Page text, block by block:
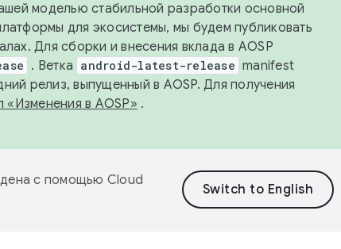
моделью стабильной разработки основной
для экосистемы, мы будем публиковать
Для сборки и внесения вклада в AOSP
. Ветка android-latest-release manifest
релиз, выпущенный в AOSP. Для получения
«Изменения в AOSP» .
с помощью Cloud